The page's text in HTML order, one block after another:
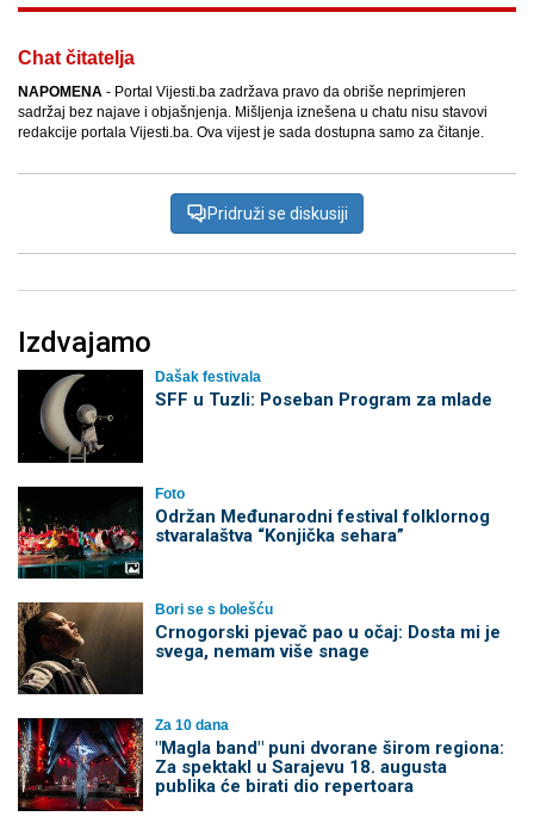
Chat čitatelja
NAPOMENA - Portal Vijesti.ba zadržava pravo da obriše neprimjeren
sadržaj bez najave i objašnjenja. Mišljenja iznešena u chatu nisu stavovi
redakcije portala Vijesti.ba. Ova vijest je sada dostupna samo za čitanje.
Pridruži se diskusiji
Izdvajamo
Dašak festivala
SFF u Tuzli: Poseban Program za mlade
Foto
Održan Međunarodni festival folklornog
stvaralaštva “Konjička sehara”
Bori se s bolešću
Crnogorski pjevač pao u očaj: Dosta mi je
svega, nemam više snage
Za 10 dana
"Magla band" puni dvorane širom regiona:
Za spektakl u Sarajevu 18. augusta
publika će birati dio repertoara